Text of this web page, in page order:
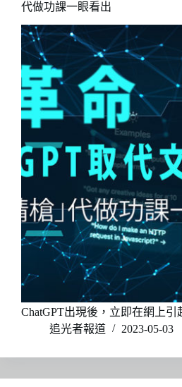
代做功課一眼看出
ChatGPT出現後，立即在網上
追光者報道
2023-05-03